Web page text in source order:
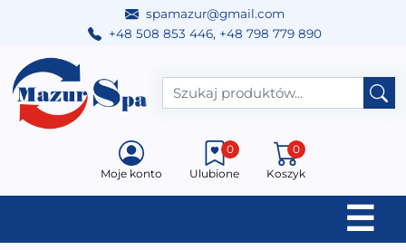
spamazur@gmail.com
+48 508 853 446, +48 798 779 890
Przejdź do treści
Main Navigation
Moje konto Ulubione
0
Koszyk
0
☰